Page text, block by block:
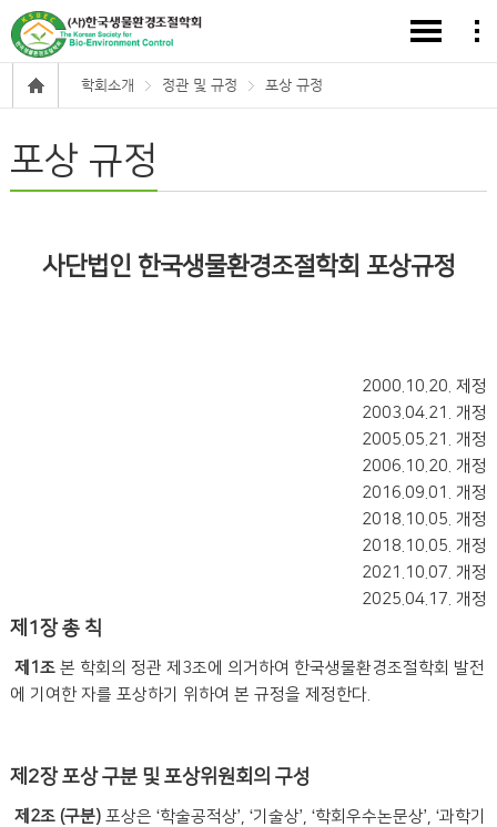
학회소개 정관 및 규정 포상 규정
포상 규정
사단법인 한국생물환경조절학회 포상규정
2000.10.20. 제정
2003.04.21. 개정
2005.05.21. 개정
2006.10.20. 개정
2016.09.01. 개정
2018.10.05. 개정
2018.10.05. 개정
2021.10.07. 개정
2025.04.17. 개정
제1장 총 칙
제1조 본 학회의 정관 제3조에 의거하여 한국생물환경조절학회 발전
에 기여한 자를 포상하기 위하여 본 규정을 제정한다.
제2장 포상 구분 및 포상위원회의 구성
제2조 (구분) 포상은 ‘학술공적상’, ‘기술상’, ‘학회우수논문상’, ‘과학기